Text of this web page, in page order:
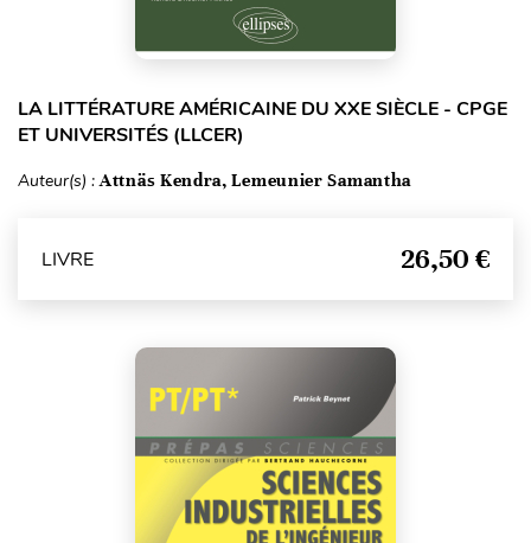
LA LITTÉRATURE AMÉRICAINE DU XXE SIÈCLE - CPGE
ET UNIVERSITÉS (LLCER)
Auteur(s) :Attnäs Kendra, Lemeunier Samantha
LIVRE 26,50 €